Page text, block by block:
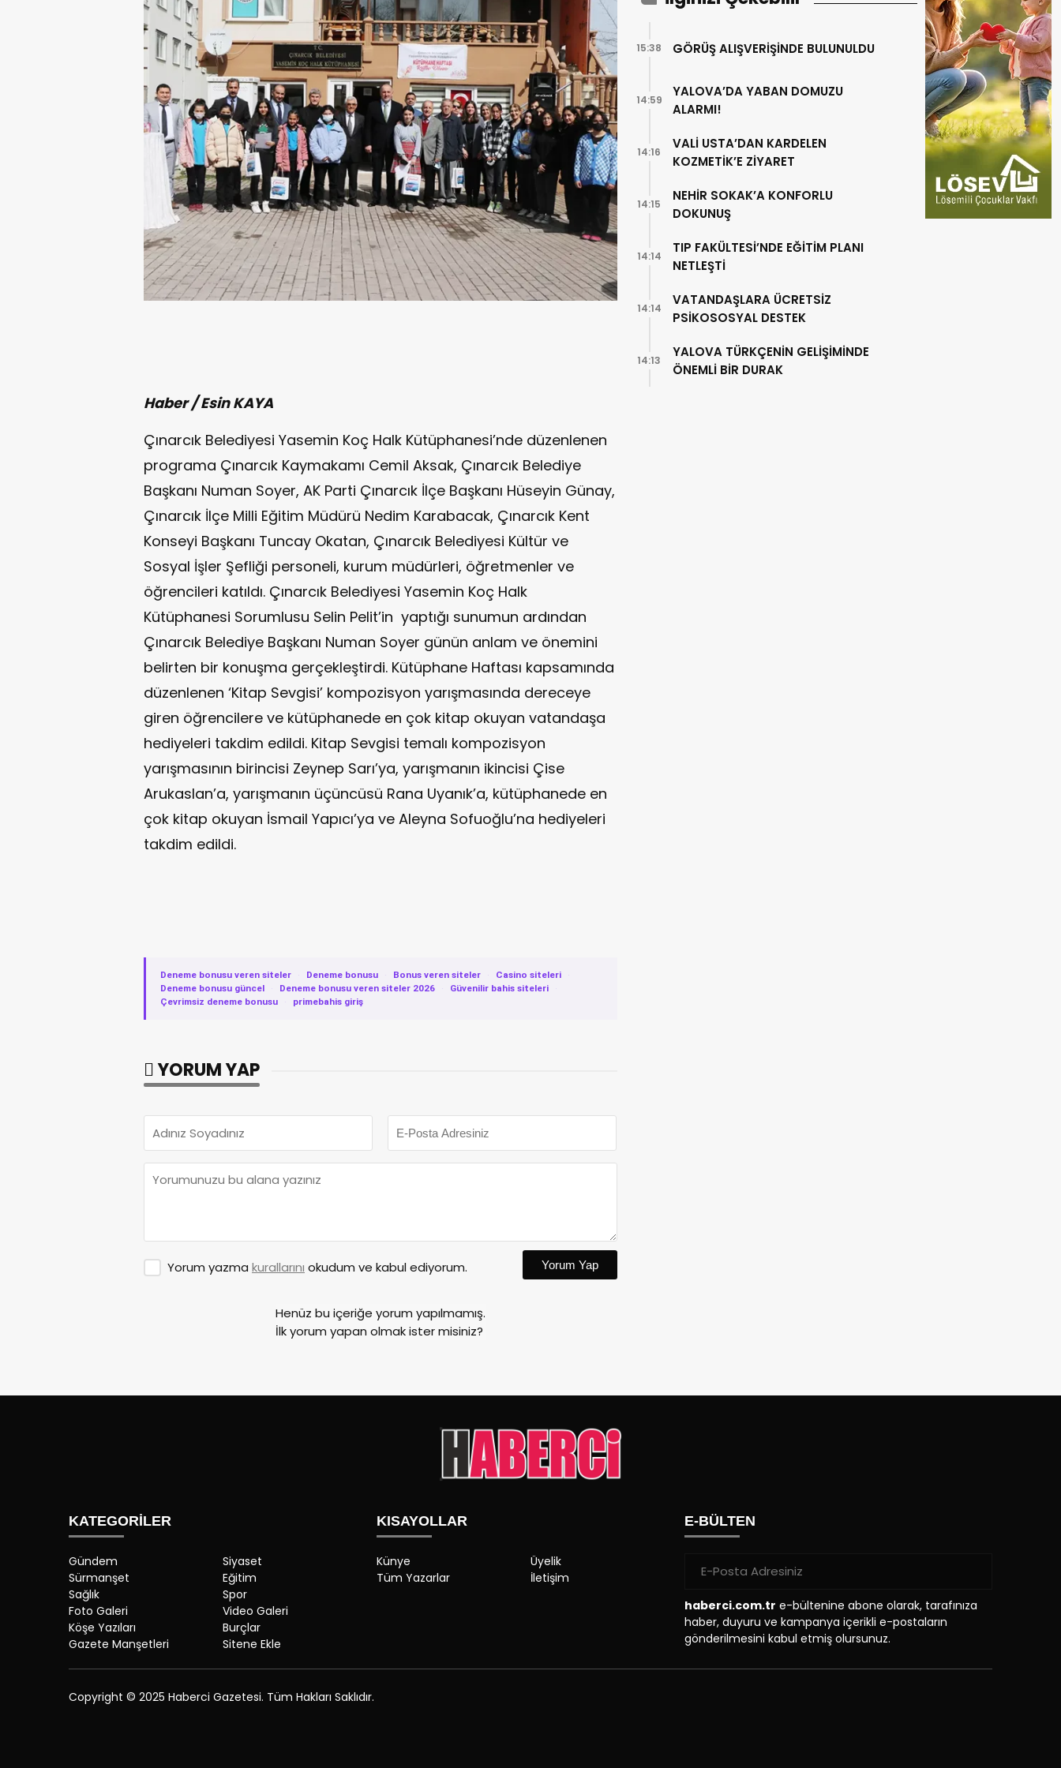
Haber / Esin KAYA
Çınarcık Belediyesi Yasemin Koç Halk Kütüphanesi’nde düzenlenen
programa Çınarcık Kaymakamı Cemil Aksak, Çınarcık Belediye
Başkanı Numan Soyer, AK Parti Çınarcık İlçe Başkanı Hüseyin Günay,
Çınarcık İlçe Milli Eğitim Müdürü Nedim Karabacak, Çınarcık Kent
Konseyi Başkanı Tuncay Okatan, Çınarcık Belediyesi Kültür ve
Sosyal İşler Şefliği personeli, kurum müdürleri, öğretmenler ve
öğrencileri katıldı. Çınarcık Belediyesi Yasemin Koç Halk
Kütüphanesi Sorumlusu Selin Pelit’in yaptığı sunumun ardından
Çınarcık Belediye Başkanı Numan Soyer günün anlam ve önemini
belirten bir konuşma gerçekleştirdi. Kütüphane Haftası kapsamında
düzenlenen ‘Kitap Sevgisi’ kompozisyon yarışmasında dereceye
giren öğrencilere ve kütüphanede en çok kitap okuyan vatandaşa
hediyeleri takdim edildi. Kitap Sevgisi temalı kompozisyon
yarışmasının birincisi Zeynep Sarı’ya, yarışmanın ikincisi Çise
Arukaslan’a, yarışmanın üçüncüsü Rana Uyanık’a, kütüphanede en
çok kitap okuyan İsmail Yapıcı’ya ve Aleyna Sofuoğlu’na hediyeleri
takdim edildi.
Deneme bonusu veren siteler · Deneme bonusu · Bonus veren siteler · Casino siteleri
·
Deneme bonusu güncel
· Deneme bonusu veren siteler 2026 · Güvenilir bahis siteleri
·
Çevrimsiz deneme bonusu
· primebahis giriş
YORUM YAP
Yorum yazma kurallarını okudum ve kabul ediyorum. Yorum Yap
Henüz bu içeriğe yorum yapılmamış.
İlk yorum yapan olmak ister misiniz?
GÖRÜŞ ALIŞVERİŞİNDE BULUNULDU
15:38
YALOVA’DA YABAN DOMUZU
ALARMI!
14:59
VALİ USTA’DAN KARDELEN
KOZMETİK’E ZİYARET
14:16
NEHİR SOKAK’A KONFORLU
DOKUNUŞ
14:15
TIP FAKÜLTESİ’NDE EĞİTİM PLANI
NETLEŞTİ
14:14
VATANDAŞLARA ÜCRETSİZ
PSİKOSOSYAL DESTEK
14:14
YALOVA TÜRKÇENİN GELİŞİMİNDE
ÖNEMLİ BİR DURAK
14:13
KATEGORİLER
Gündem
Siyaset
Sürmanşet
Eğitim
Sağlık
Spor
Foto Galeri
Video Galeri
Köşe Yazıları
Burçlar
Gazete Manşetleri
Sitene Ekle
KISAYOLLAR
Künye
Üyelik
Tüm Yazarlar
İletişim
E-BÜLTEN
haberci.com.tr e-bültenine abone olarak, tarafınıza
haber, duyuru ve kampanya içerikli e-postaların
gönderilmesini kabul etmiş olursunuz.
Copyright © 2025 Haberci Gazetesi. Tüm Hakları Saklıdır.